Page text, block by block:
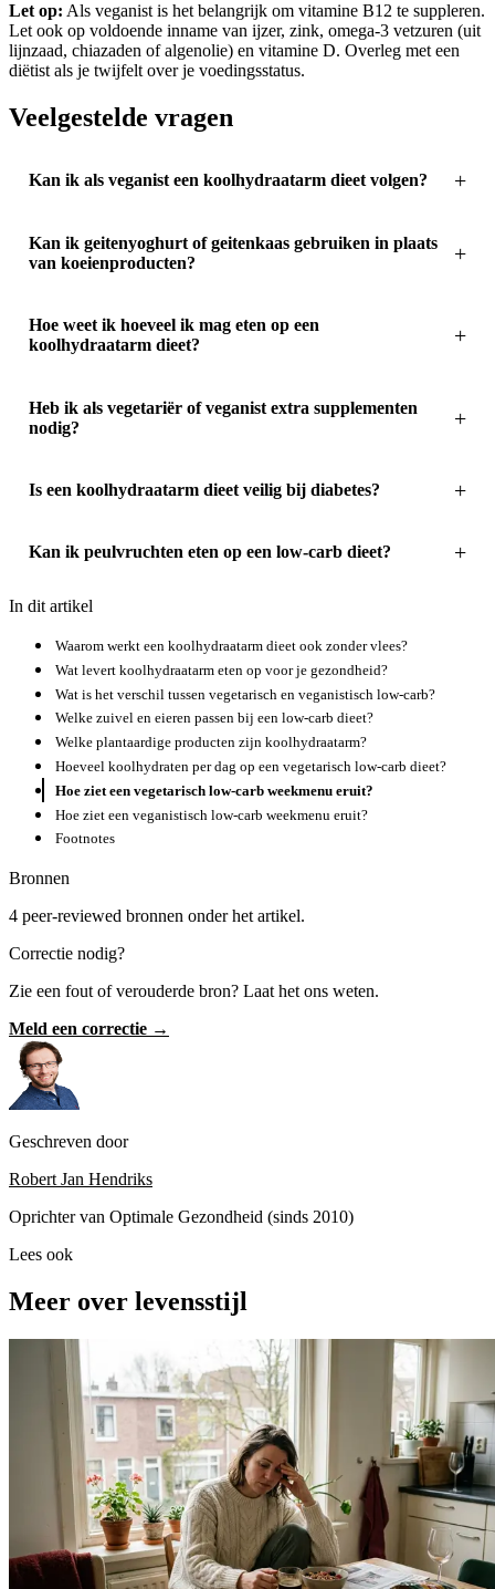
Let op: Als veganist is het belangrijk om vitamine B12 te suppleren.
Let ook op voldoende inname van ijzer, zink, omega-3 vetzuren (uit
lijnzaad, chiazaden of algenolie) en vitamine D. Overleg met een
diëtist als je twijfelt over je voedingsstatus.
Veelgestelde vragen
Kan ik als veganist een koolhydraatarm dieet volgen?
Kan ik geitenyoghurt of geitenkaas gebruiken in plaats
van koeienproducten?
Hoe weet ik hoeveel ik mag eten op een
koolhydraatarm dieet?
Heb ik als vegetariër of veganist extra supplementen
nodig?
Is een koolhydraatarm dieet veilig bij diabetes?
Kan ik peulvruchten eten op een low-carb dieet?
In dit artikel
Waarom werkt een koolhydraatarm dieet ook zonder vlees?
Wat levert koolhydraatarm eten op voor je gezondheid?
Wat is het verschil tussen vegetarisch en veganistisch low-carb?
Welke zuivel en eieren passen bij een low-carb dieet?
Welke plantaardige producten zijn koolhydraatarm?
Hoeveel koolhydraten per dag op een vegetarisch low-carb dieet?
Hoe ziet een vegetarisch low-carb weekmenu eruit?
Hoe ziet een veganistisch low-carb weekmenu eruit?
Footnotes
Bronnen
4 peer-reviewed bronnen onder het artikel.
Correctie nodig?
Zie een fout of verouderde bron? Laat het ons weten.
Meld een correctie →
Geschreven door
Robert Jan Hendriks
Oprichter van Optimale Gezondheid (sinds 2010)
Lees ook
Meer over levensstijl